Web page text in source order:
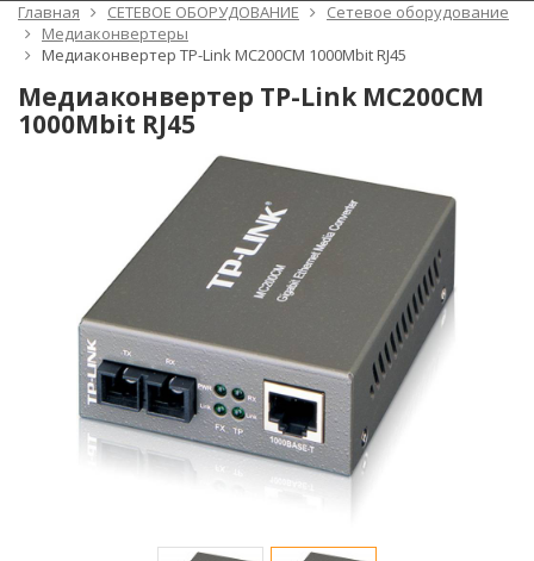
Главная СЕТЕВОЕ ОБОРУДОВАНИЕ
Cетевое оборудование
Медиаконвертеры
Медиаконвертер TP-Link MC200CM 1000Mbit RJ45
Медиаконвертер TP-Link MC200CM
1000Mbit RJ45